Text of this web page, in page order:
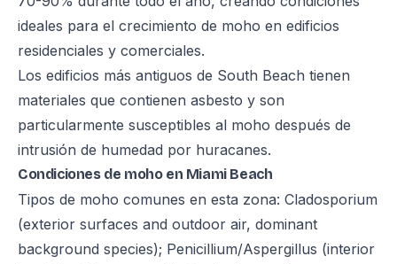
ideales para el crecimiento de moho en edificios
residenciales y comerciales.
Los edificios más antiguos de South Beach tienen
materiales que contienen asbesto y son
particularmente susceptibles al moho después de
intrusión de humedad por huracanes.
Condiciones de moho en Miami Beach
Tipos de moho comunes en esta zona: Cladosporium
(exterior surfaces and outdoor air, dominant
background species); Penicillium/Aspergillus (interior